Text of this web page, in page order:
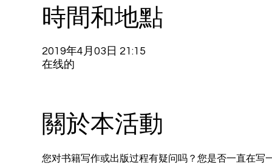
時間和地點
2019年4月03日 21:15
在线的
關於本活動
您对书籍写作或出版过程有疑问吗？您是否一直在